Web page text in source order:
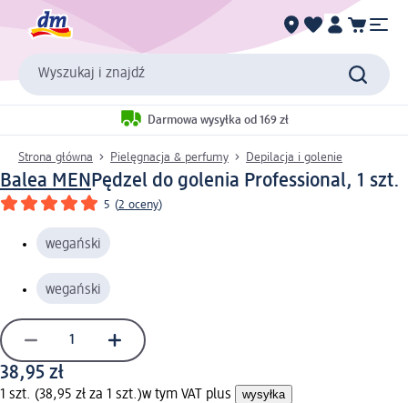
Wyszukaj i znajdź
Darmowa wysyłka od 169 zł
Strona główna Pielęgnacja & perfumy Depilacja i golenie
Balea MENPędzel do golenia Professional, 1 szt.
5 (2 oceny)
wegański
wegański
38,95 zł
1 szt. (38,95 zł za 1 szt.)w tym VAT plus wysyłka